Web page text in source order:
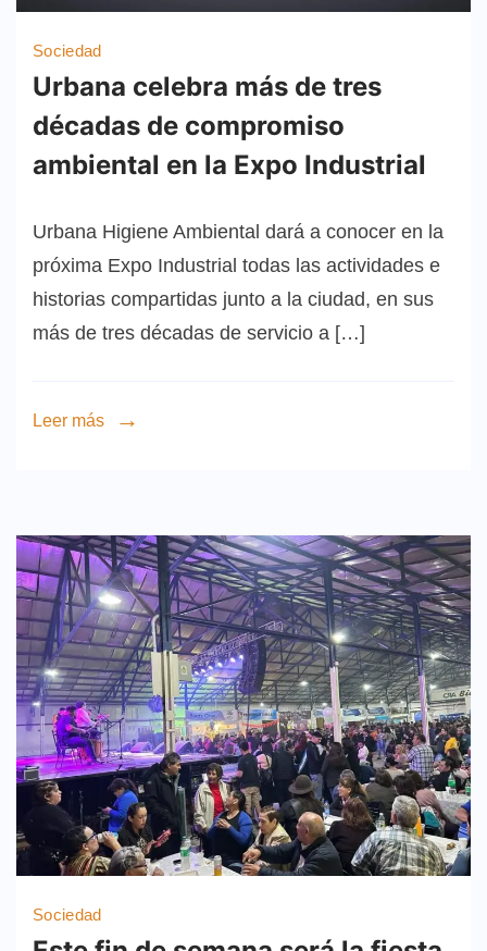
Sociedad
Urbana celebra más de tres
décadas de compromiso
ambiental en la Expo Industrial
Urbana Higiene Ambiental dará a conocer en la
próxima Expo Industrial todas las actividades e
historias compartidas junto a la ciudad, en sus
más de tres décadas de servicio a […]
Leer más
Sociedad